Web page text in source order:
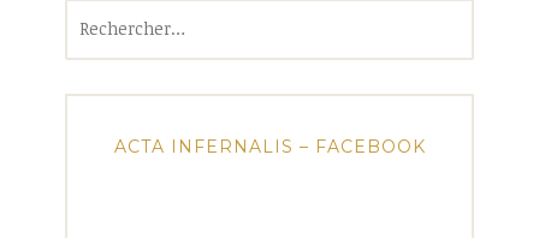
ACTA INFERNALIS – FACEBOOK